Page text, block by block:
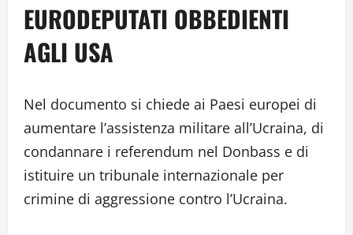
EURODEPUTATI OBBEDIENTI
AGLI USA
Nel documento si chiede ai Paesi europei di
aumentare l’assistenza militare all’Ucraina, di
condannare i referendum nel Donbass e di
istituire un tribunale internazionale per
crimine di aggressione contro l’Ucraina.